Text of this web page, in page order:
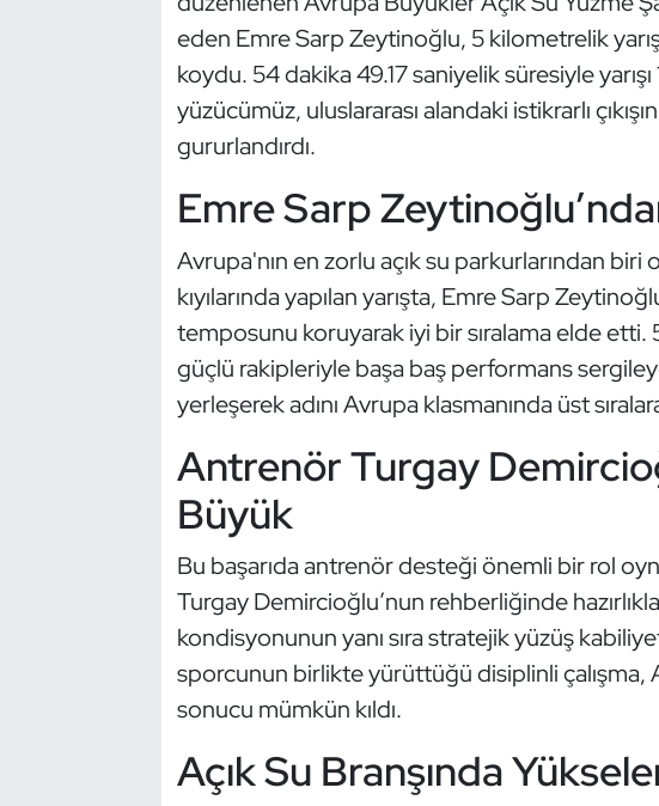
eden Emre Sarp Zeytinoğlu, 5 kilometrelik
koydu. 54 dakika 49.17 saniyelik süresiyle
yüzücümüz, uluslararası alandaki istikrarlı
gururlandırdı.
Emre Sarp
Avrupa'nın en zorlu açık su parkurlarından biri
kıyılarında yapılan yarışta, Emre Sarp
temposunu koruyarak iyi bir sıralama elde
güçlü rakipleriyle başa baş performans
yerleşerek adını Avrupa klasmanında üst
Antrenör Turgay
Büyük
Bu başarıda antrenör desteği önemli bir rol
Turgay Demircioğlu’nun rehberliğinde
kondisyonunun yanı sıra stratejik yüzüş
sporcunun birlikte yürüttüğü disiplinli çalışma,
sonucu mümkün kıldı.
Açık Su Branşında
Hava Sporları
İşitme Engelli Sporcular
Judo ve Kuraş
Kano ve Rafting